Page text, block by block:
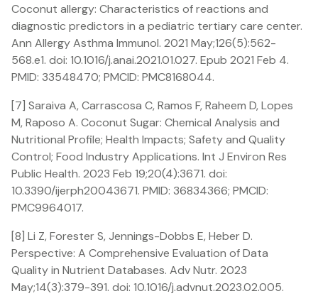
Coconut allergy: Characteristics of reactions and
diagnostic predictors in a pediatric tertiary care center.
Ann Allergy Asthma Immunol. 2021 May;126(5):562-
568.e1. doi: 10.1016/j.anai.2021.01.027. Epub 2021 Feb 4.
PMID: 33548470; PMCID: PMC8168044.
[7] Saraiva A, Carrascosa C, Ramos F, Raheem D, Lopes
M, Raposo A. Coconut Sugar: Chemical Analysis and
Nutritional Profile; Health Impacts; Safety and Quality
Control; Food Industry Applications. Int J Environ Res
Public Health. 2023 Feb 19;20(4):3671. doi:
10.3390/ijerph20043671. PMID: 36834366; PMCID:
PMC9964017.
[8] Li Z, Forester S, Jennings-Dobbs E, Heber D.
Perspective: A Comprehensive Evaluation of Data
Quality in Nutrient Databases. Adv Nutr. 2023
May;14(3):379-391. doi: 10.1016/j.advnut.2023.02.005.